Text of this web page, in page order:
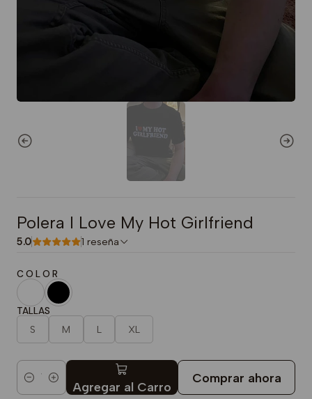
Polera I Love My Hot Girlfriend
5.0 1 reseña
C O L O R
TALLAS
S M L XL
Cantidad Agregar al Carro
Comprar ahora